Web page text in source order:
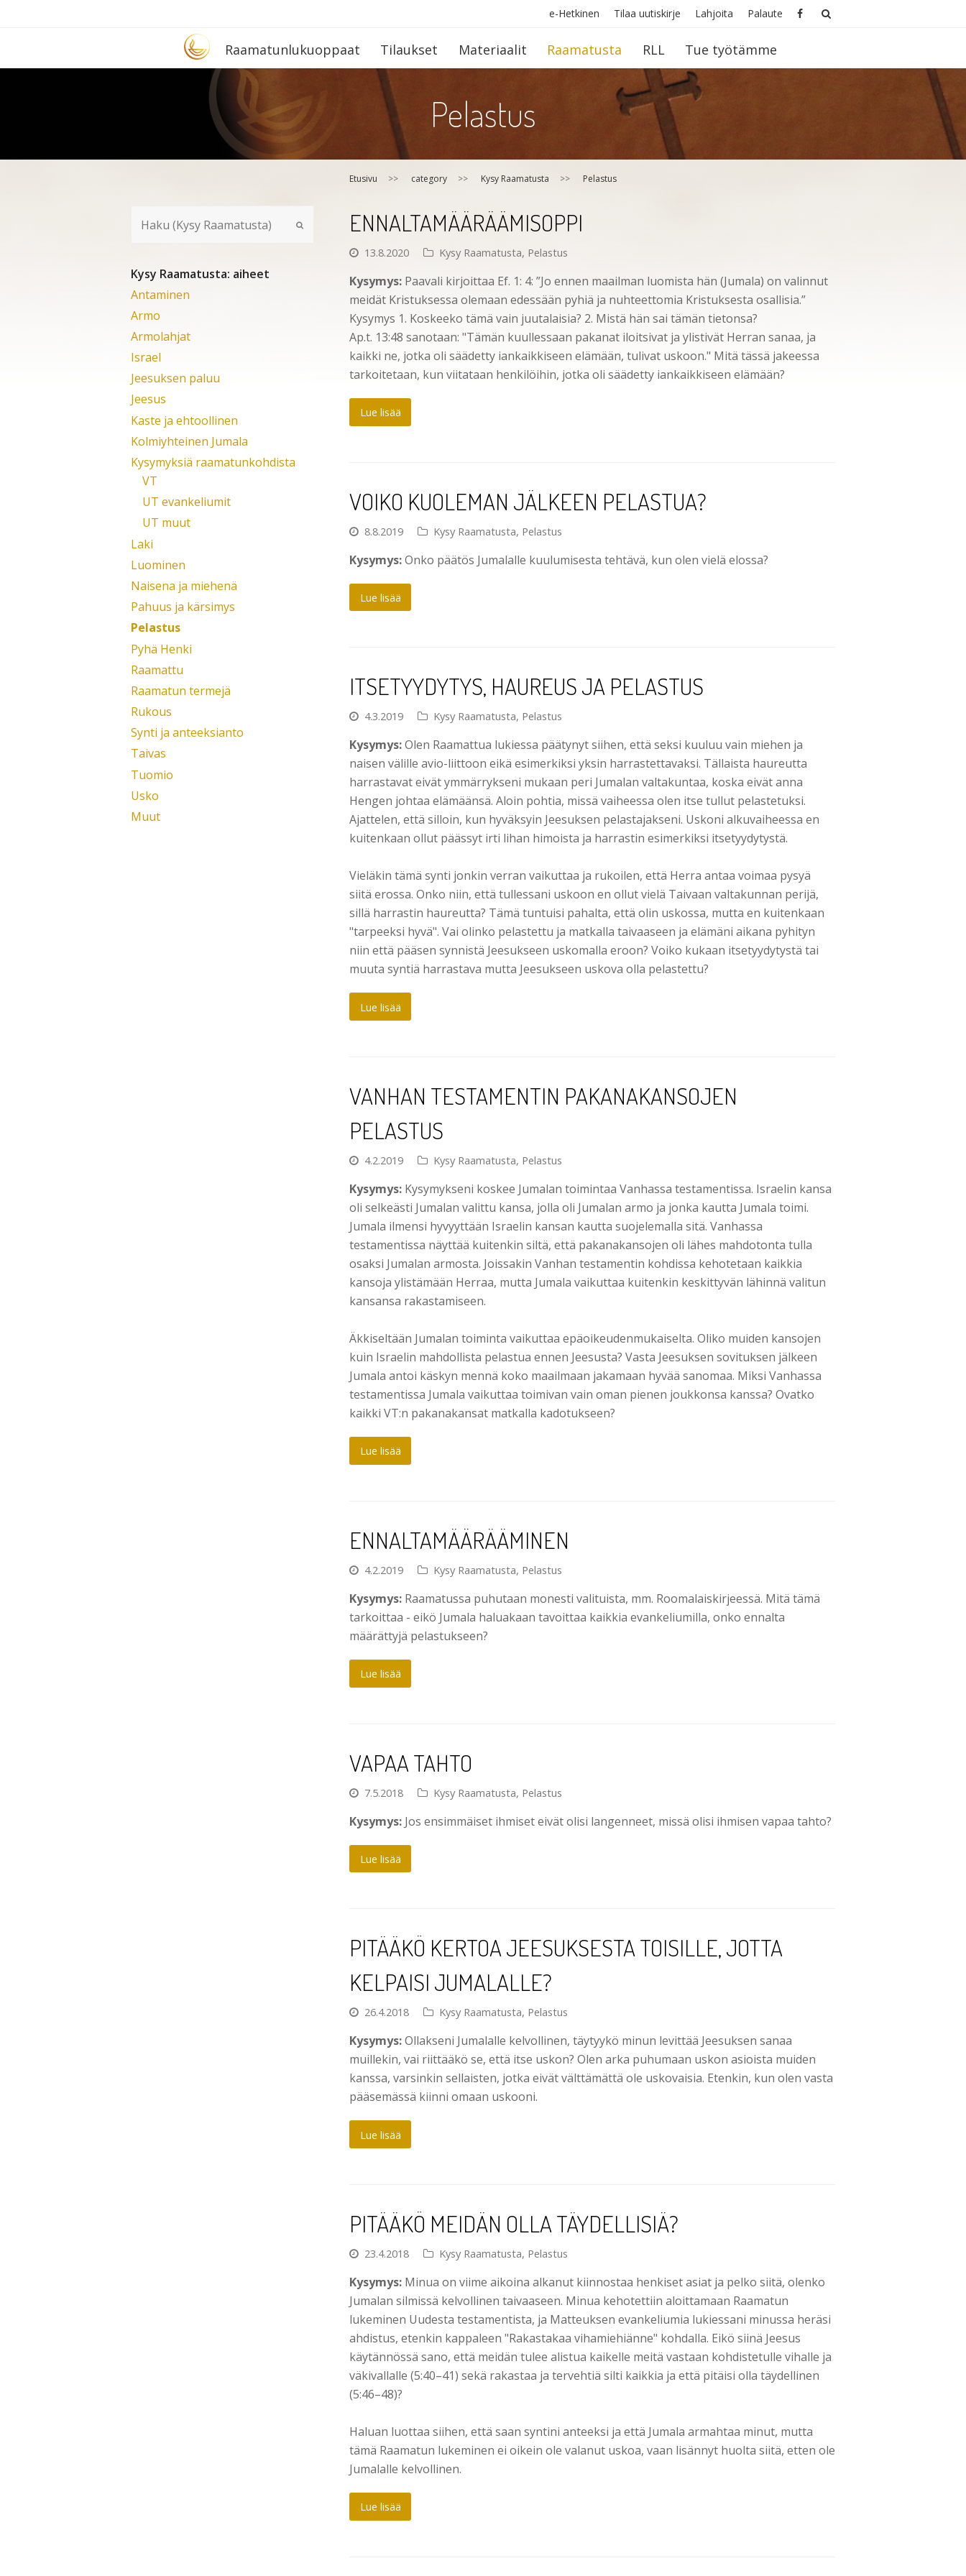
e-Hetkinen Tilaa uutiskirje Lahjoita Palaute
EtusivuRaa­ma­tun­lu­ku­op­paat Tilaukset Materiaalit Raamatusta RLL Tue työtämme
Pelastus
Etusivu >> category >> Kysy Raamatusta >> Pelastus
ENNALTAMÄÄRÄÄMISOPPI
13.8.2020 Kysy Raamatusta, Pelastus
Kysymys: Paavali kirjoittaa Ef. 1: 4: ”Jo ennen maailman luomista hän (Jumala) on valinnut
meidät Kristuksessa olemaan edessään pyhiä ja nuhteettomia Kristuksesta osallisia.”
Kysymys 1. Koskeeko tämä vain juutalaisia? 2. Mistä hän sai tämän tietonsa?
Ap.t. 13:48 sanotaan: "Tämän kuullessaan pakanat iloitsivat ja ylistivät Herran sanaa, ja
kaikki ne, jotka oli säädetty iankaikkiseen elämään, tulivat uskoon." Mitä tässä jakeessa
tarkoitetaan, kun viitataan henkilöihin, jotka oli säädetty iankaikkiseen elämään?
Lue lisää
VOIKO KUOLEMAN JÄLKEEN PELASTUA?
8.8.2019 Kysy Raamatusta, Pelastus
Kysymys:Onko päätös Jumalalle kuulumisesta tehtävä, kun olen vielä elossa?
Lue lisää
ITSETYYDYTYS, HAUREUS JA PELASTUS
4.3.2019 Kysy Raamatusta, Pelastus
Kysymys:Olen Raamattua lukiessa päätynyt siihen, että seksi kuuluu vain miehen ja
naisen välille avio-liittoon eikä esimerkiksi yksin harrastettavaksi. Tällaista haureutta
harrastavat eivät ymmärrykseni mukaan peri Jumalan valtakuntaa, koska eivät anna
Hengen johtaa elämäänsä. Aloin pohtia, missä vaiheessa olen itse tullut pelastetuksi.
Ajattelen, että silloin, kun hyväksyin Jeesuksen pelastajakseni. Uskoni alkuvaiheessa en
kuitenkaan ollut päässyt irti lihan himoista ja harrastin esimerkiksi itsetyydytystä.
Vieläkin tämä synti jonkin verran vaikuttaa ja rukoilen, että Herra antaa voimaa pysyä
siitä erossa. Onko niin, että tullessani uskoon en ollut vielä Taivaan valtakunnan perijä,
sillä harrastin haureutta? Tämä tuntuisi pahalta, että olin uskossa, mutta en kuitenkaan
"tarpeeksi hyvä". Vai olinko pelastettu ja matkalla taivaaseen ja elämäni aikana pyhityn
niin että pääsen synnistä Jeesukseen uskomalla eroon? Voiko kukaan itsetyydytystä tai
muuta syntiä harrastava mutta Jeesukseen uskova olla pelastettu?
Lue lisää
VANHAN TESTAMENTIN PAKANAKANSOJEN
PELASTUS
4.2.2019 Kysy Raamatusta, Pelastus
Kysymys: Kysymykseni koskee Jumalan toimintaa Vanhassa testamentissa. Israelin kansa
oli selkeästi Jumalan valittu kansa, jolla oli Jumalan armo ja jonka kautta Jumala toimi.
Jumala ilmensi hyvyyttään Israelin kansan kautta suojelemalla sitä. Vanhassa
testamentissa näyttää kuitenkin siltä, että pakanakansojen oli lähes mahdotonta tulla
osaksi Jumalan armosta. Joissakin Vanhan testamentin kohdissa kehotetaan kaikkia
kansoja ylistämään Herraa, mutta Jumala vaikuttaa kuitenkin keskittyvän lähinnä valitun
kansansa rakastamiseen.
Äkkiseltään Jumalan toiminta vaikuttaa epäoikeudenmukaiselta. Oliko muiden kansojen
kuin Israelin mahdollista pelastua ennen Jeesusta? Vasta Jeesuksen sovituksen jälkeen
Jumala antoi käskyn mennä koko maailmaan jakamaan hyvää sanomaa. Miksi Vanhassa
testamentissa Jumala vaikuttaa toimivan vain oman pienen joukkonsa kanssa? Ovatko
kaikki VT:n pakanakansat matkalla kadotukseen?
Lue lisää
ENNALTAMÄÄRÄÄMINEN
4.2.2019 Kysy Raamatusta, Pelastus
Kysymys: Raamatussa puhutaan monesti valituista, mm. Roomalaiskirjeessä. Mitä tämä
tarkoittaa - eikö Jumala haluakaan tavoittaa kaikkia evankeliumilla, onko ennalta
määrättyjä pelastukseen?
Lue lisää
VAPAA TAHTO
7.5.2018 Kysy Raamatusta, Pelastus
Kysymys: Jos ensimmäiset ihmiset eivät olisi langenneet, missä olisi ihmisen vapaa tahto?
Lue lisää
PITÄÄKÖ KERTOA JEESUKSESTA TOISILLE, JOTTA
KELPAISI JUMALALLE?
26.4.2018 Kysy Raamatusta, Pelastus
Kysymys:Ollakseni Jumalalle kelvollinen, täytyykö minun levittää Jeesuksen sanaa
muillekin, vai riittääkö se, että itse uskon? Olen arka puhumaan uskon asioista muiden
kanssa, varsinkin sellaisten, jotka eivät välttämättä ole uskovaisia. Etenkin, kun olen vasta
pääsemässä kiinni omaan uskooni.
Lue lisää
PITÄÄKÖ MEIDÄN OLLA TÄYDELLISIÄ?
23.4.2018 Kysy Raamatusta, Pelastus
Kysymys: Minua on viime aikoina alkanut kiinnostaa henkiset asiat ja pelko siitä, olenko
Jumalan silmissä kelvollinen taivaaseen. Minua kehotettiin aloittamaan Raamatun
lukeminen Uudesta testamentista, ja Matteuksen evankeliumia lukiessani minussa heräsi
ahdistus, etenkin kappaleen "Rakastakaa vihamiehiänne" kohdalla. Eikö siinä Jeesus
käytännössä sano, että meidän tulee alistua kaikelle meitä vastaan kohdistetulle vihalle ja
väkivallalle (5:40–41) sekä rakastaa ja tervehtiä silti kaikkia ja että pitäisi olla täydellinen
(5:46–48)?
Haluan luottaa siihen, että saan syntini anteeksi ja että Jumala armahtaa minut, mutta
tämä Raamatun lukeminen ei oikein ole valanut uskoa, vaan lisännyt huolta siitä, etten ole
Jumalalle kelvollinen.
Lue lisää
Kysy Raamatusta: aiheet
Antaminen
Armo
Armolahjat
Israel
Jeesuksen paluu
Jeesus
Kaste ja ehtoollinen
Kolmiyhteinen Jumala
Kysymyksiä raamatunkohdista
VT
UT evankeliumit
UT muut
Laki
Luominen
Naisena ja miehenä
Pahuus ja kärsimys
Pelastus
Pyhä Henki
Raamattu
Raamatun termejä
Rukous
Synti ja anteeksianto
Taivas
Tuomio
Usko
Muut